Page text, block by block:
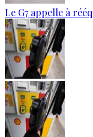
Le G7 appelle à